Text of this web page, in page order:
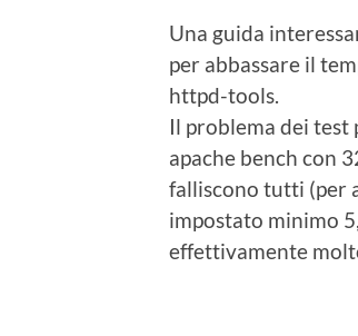
Una guida
per abbassare il
httpd-tools.
Il problema dei test
apache bench con
falliscono tutti (per
impostato minimo
effettivamente